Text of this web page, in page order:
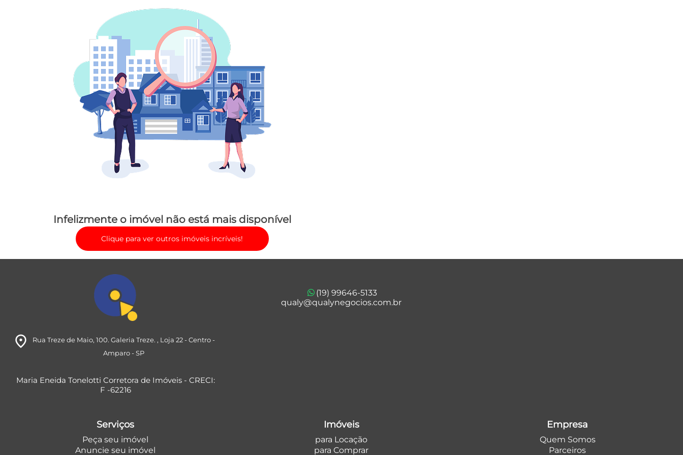
Infelizmente o imóvel não está mais disponível
Clique para ver outros imóveis incríveis!
room Rua Treze de Maio, 100. Galeria Treze. , Loja 22- Centro-
Amparo- SP
Maria Eneida Tonelotti Corretora de Imóveis - CRECI:
F -62216
(19) 99646-5133
qualy@qualynegocios.com.br
Serviços
Peça seu imóvel
Anuncie seu imóvel
Imóveis
para Locação
para Comprar
Empresa
Quem Somos
Parceiros